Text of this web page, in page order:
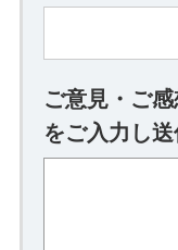
ご意見・ご
をご入力し送